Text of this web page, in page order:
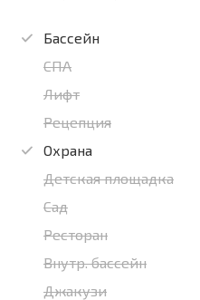
Бассейн
СПА
Лифт
Рецепция
Охрана
Детская площадка
Сад
Ресторан
Внутр. бассейн
Джакузи